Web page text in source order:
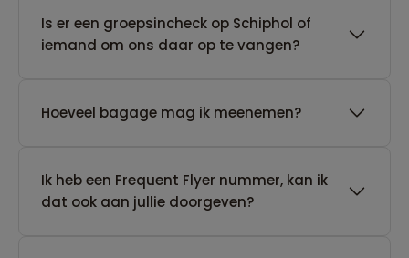
Is er een groepsincheck op Schiphol of
iemand om ons daar op te vangen?
Hoeveel bagage mag ik meenemen?
Ik heb een Frequent Flyer nummer, kan ik
dat ook aan jullie doorgeven?